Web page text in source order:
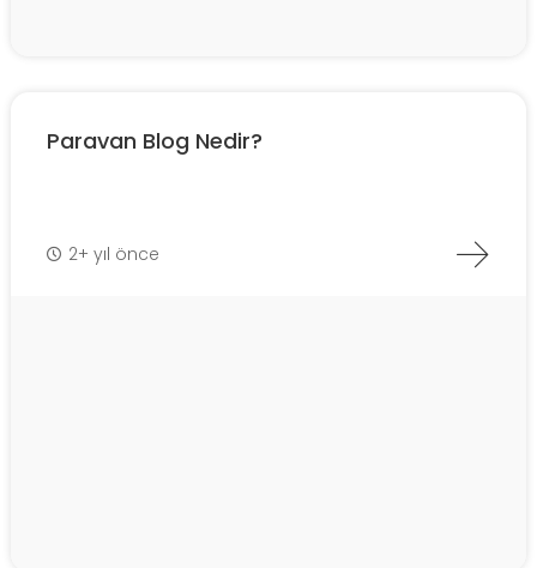
Paravan Blog Nedir?
2+ yıl önce